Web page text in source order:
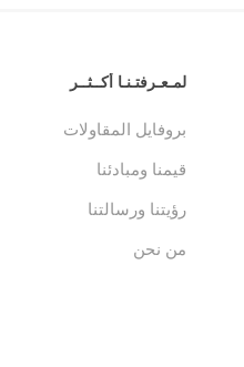
لمـعـرفتـنـا أكــثــر
بروفايل المقاولات
قيمنا ومبادئنا
رؤيتنا ورسالتنا
من نحن